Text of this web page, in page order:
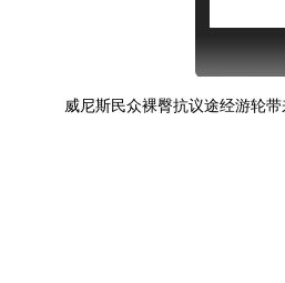
威尼斯民众裸臀抗议途经游轮带